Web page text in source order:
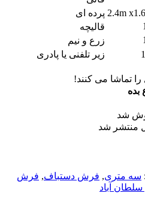
پرده ای
قالیچه
زرع و نیم
زیر تلفنی یا پادری
تماشا می کنند!
بده
شد
منتشر شد
سه متری, فرش دستباف, فرش
آباد